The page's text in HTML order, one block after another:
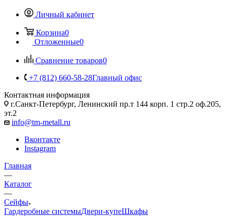
Личный кабинет
Корзина0
Отложенные0
Сравнение товаров0
+7 (812) 660-58-28Главный офис
Контактная информация
г.Санкт-Петербург, Ленинский пр.т 144 корп. 1 стр.2 оф.205,
эт.2
info@tm-metall.ru
Вконтакте
Instagram
Главная
—
Каталог
—
Сейфы
Гардеробные системыДвери-купеШкафы